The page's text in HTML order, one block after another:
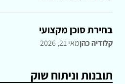
בחירת סוכן מקצועי
קלודיה כהןמאי 21, 2026
תובנות וניתוח שוק